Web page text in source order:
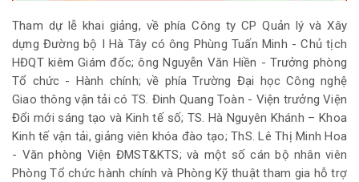
Tham dự lễ khai giảng, về phía Công ty CP Quản lý và Xây
dựng Đường bộ I Hà Tây có ông Phùng Tuấn Minh - Chủ tịch
HĐQT kiêm Giám đốc; ông Nguyễn Văn Hiền - Trưởng phòng
Tổ chức - Hành chính; về phía Trường Đại học Công nghệ
Giao thông vận tải có TS. Đinh Quang Toàn - Viện trưởng Viện
Đổi mới sáng tạo và Kinh tế số; TS. Hà Nguyên Khánh – Khoa
Kinh tế vận tải, giảng viên khóa đào tạo; ThS. Lê Thị Minh Hoa
- Văn phòng Viện ĐMST&KTS; và một số cán bộ nhân viên
Phòng Tổ chức hành chính và Phòng Kỹ thuật tham gia hỗ trợ